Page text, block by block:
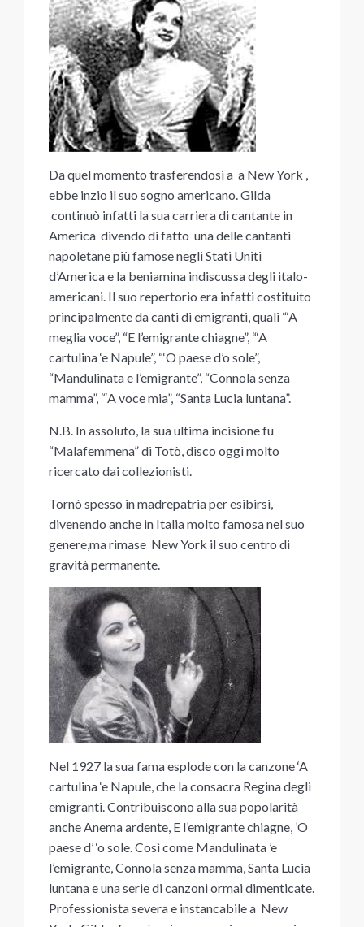
Da quel momento trasferendosi a a New York ,
ebbe inzio il suo sogno americano. Gilda
continuò infatti la sua carriera di cantante in
America divendo di fatto una delle cantanti
napoletane più famose negli Stati Uniti
d’America e la beniamina indiscussa degli italo-
americani. Il suo repertorio era infatti costituito
principalmente da canti di emigranti, quali “‘A
meglia voce”, “E l’emigrante chiagne”, “‘A
cartulina ‘e Napule”, “‘O paese d’o sole”,
“Mandulinata e l’emigrante”, “Connola senza
mamma”, “‘A voce mia”, “Santa Lucia luntana”.
N.B. In assoluto, la sua ultima incisione fu
“Malafemmena” di Totò, disco oggi molto
ricercato dai collezionisti.
Tornò spesso in madrepatria per esibirsi,
divenendo anche in Italia molto famosa nel suo
genere,ma rimase New York il suo centro di
gravità permanente.
Nel 1927 la sua fama esplode con la canzone ‘A
cartulina ‘e Napule, che la consacra Regina degli
emigranti. Contribuiscono alla sua popolarità
anche Anema ardente, E l’emigrante chiagne, ’O
paese d’ ‘o sole. Così come Mandulinata ’e
l’emigrante, Connola senza mamma, Santa Lucia
luntana e una serie di canzoni ormai dimenticate.
Professionista severa e instancabile a New